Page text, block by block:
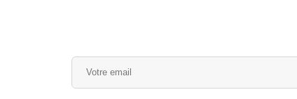
Alternative: